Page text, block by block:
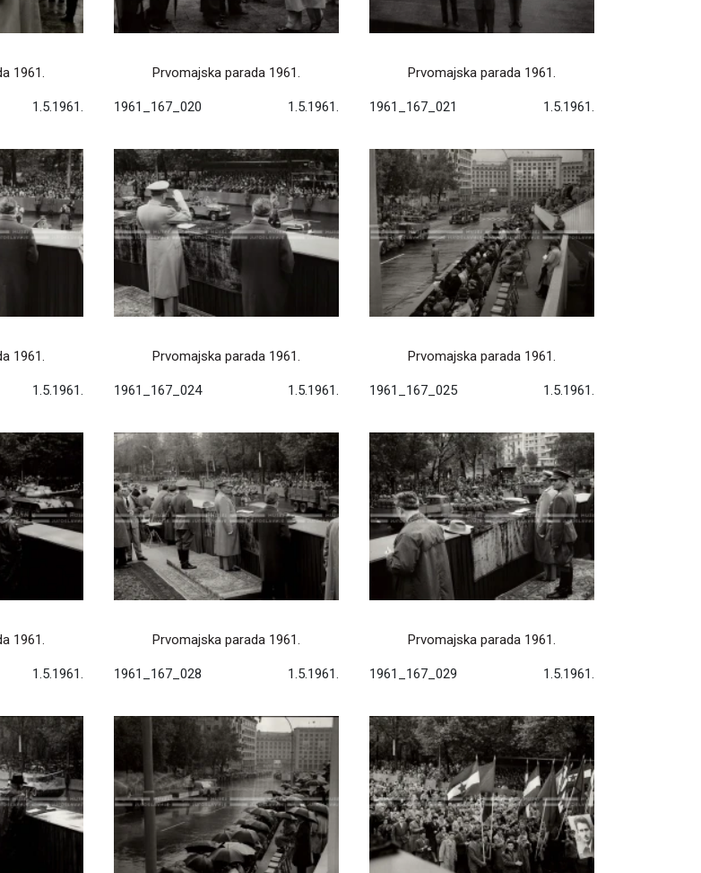
1961.
1.5.1961.
Prvomajska parada 1961.
1961_167_020 1.5.1961.
Prvomajska parada 1961.
1961_167_021 1.5.1961.
1961.
1.5.1961.
Prvomajska parada 1961.
1961_167_024 1.5.1961.
Prvomajska parada 1961.
1961_167_025 1.5.1961.
1961.
1.5.1961.
Prvomajska parada 1961.
1961_167_028 1.5.1961.
Prvomajska parada 1961.
1961_167_029 1.5.1961.